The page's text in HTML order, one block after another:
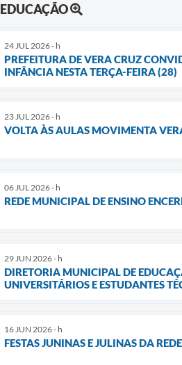
EDUCAÇÃO
24 JUL 2026 - h
PREFEITURA DE VERA CRUZ
INFÂNCIA NESTA TERÇA-FEIRA (28)
23 JUL 2026 - h
VOLTA ÀS AULAS MOVIMENTA
06 JUL 2026 - h
REDE MUNICIPAL DE ENSINO
29 JUN 2026 - h
DIRETORIA MUNICIPAL DE
UNIVERSITÁRIOS E ESTUDANTES
16 JUN 2026 - h
FESTAS JUNINAS E JULINAS DA